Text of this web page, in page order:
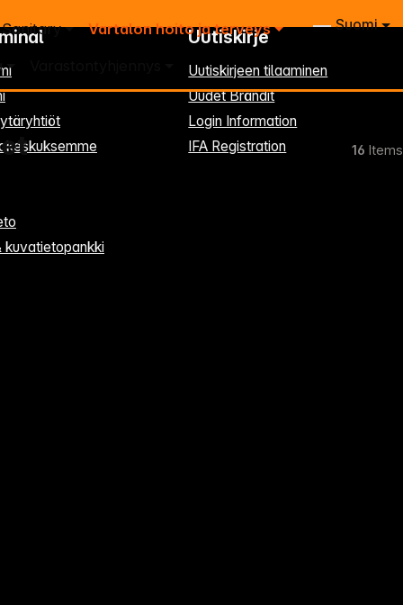
Suomi
Sanitary Vartalon hoito ja terveys
16 Items
kuvatietopankki
Uutiskirje
Uutiskirjeen tilaaminen
Uudet Brändit
Login Information
IFA Registration